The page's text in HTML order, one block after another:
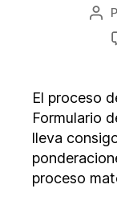
El proceso
Formulario
lleva
proceso